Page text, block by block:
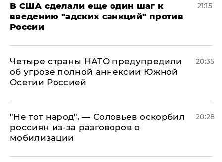
В США сделали еще один шаг к
введению "адских санкций" против
России
21:15
Четыре страны НАТО предупредили
об угрозе полной аннексии Южной
Осетии Россией
20:35
​"Не тот народ", — Соловьев оскорбил
россиян из-за разговоров о
мобилизации
20:28